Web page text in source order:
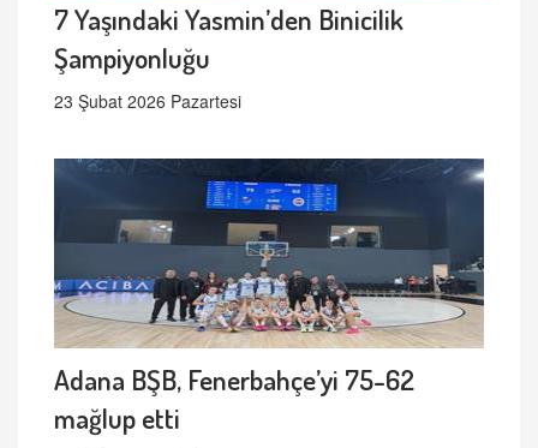
7 Yaşındaki Yasmin’den Binicilik
Şampiyonluğu
23 Şubat 2026 Pazartesi
Adana BŞB, Fenerbahçe’yi 75-62
mağlup etti